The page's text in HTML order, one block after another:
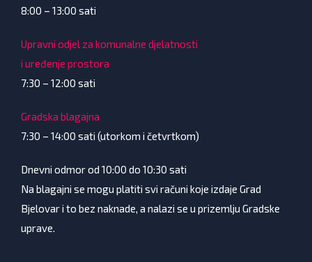
8:00 – 13:00 sati
Upravni odjel za komunalne djelatnosti
i uređenje prostora
7:30 – 12:00 sati
Gradska blagajna
7:30 – 14:00 sati (utorkom i četvrtkom)
Dnevni odmor od 10:00 do 10:30 sati
Na blagajni se mogu platiti svi računi koje izdaje Grad
Bjelovar i to bez naknade, a nalazi se u prizemlju Gradske
uprave.